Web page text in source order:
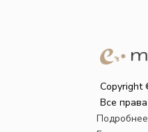
Copyright
Все